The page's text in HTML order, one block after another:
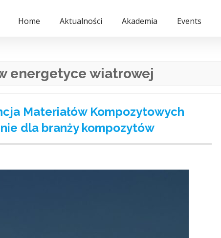
Home Aktualności Akademia Events
energetyce wiatrowej
Materiałów Kompozytowych
dla branży kompozytów